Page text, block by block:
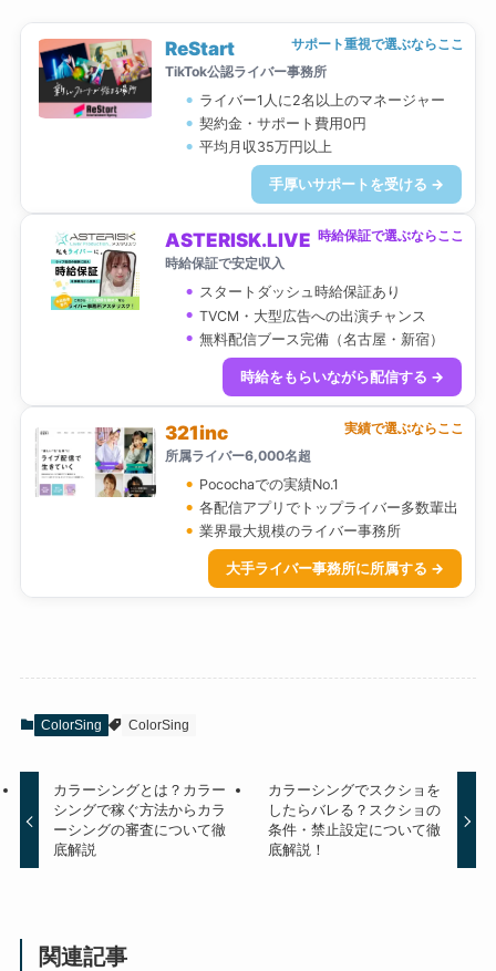
サポート重視で選ぶならここ
ReStart
TikTok公認ライバー事務所
ライバー1人に2名以上のマネージャー
契約金・サポート費用0円
平均月収35万円以上
手厚いサポートを受ける →
時給保証で選ぶならここ
ASTERISK.LIVE
時給保証で安定収入
スタートダッシュ時給保証あり
TVCM・大型広告への出演チャンス
無料配信ブース完備（名古屋・新宿）
時給をもらいながら配信する →
実績で選ぶならここ
321inc
所属ライバー6,000名超
Pocochaでの実績No.1
各配信アプリでトップライバー多数輩出
業界最大規模のライバー事務所
大手ライバー事務所に所属する →
ColorSing ColorSing
カラーシングとは？カラー
シングで稼ぐ方法からカラ
ーシングの審査について徹
底解説
カラーシングでスクショを
したらバレる？スクショの
条件・禁止設定について徹
底解説！
関連記事